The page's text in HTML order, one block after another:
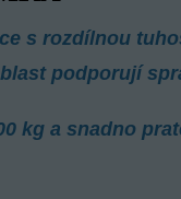
s rozdílnou
podporují
kg a snadno